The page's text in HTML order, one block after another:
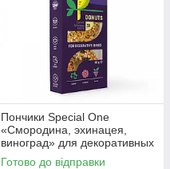
Пончики Special One
«Смородина, эхинацея,
виноград» для декоративных
птиц, 60 г
Готово до відправки